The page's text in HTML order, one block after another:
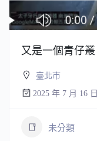
又是一個青仔叢
臺北市
2025 年 7 月 16 日
未分類